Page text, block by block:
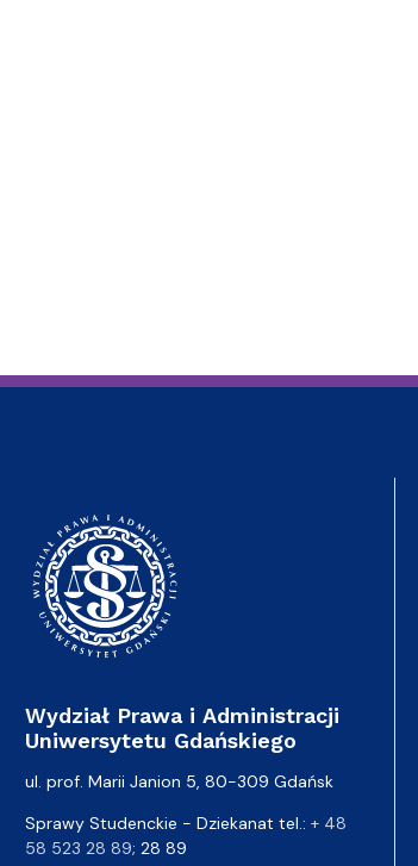
Wydział Prawa i Administracji
Uniwersytetu Gdańskiego
ul. prof. Marii Janion 5, 80-309 Gdańsk
Sprawy Studenckie - Dziekanat tel.: + 48
58 523 28 89; 28 89